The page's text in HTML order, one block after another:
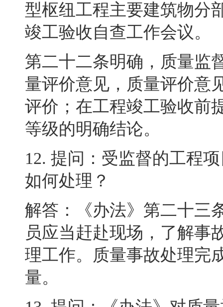
型枢纽工程主要建筑物分
竣工验收自查工作会议。
第二十二条明确 ， 质量监
量评价意见，质量评价意
评价 ； 在工程竣工验收前
等级的明确结论。
12. 提问：受监督的工程
如何处理？
解答：《办法》第二十三
员应当赶赴现场 ， 了解事
理工作。
质量事故处理完
量。